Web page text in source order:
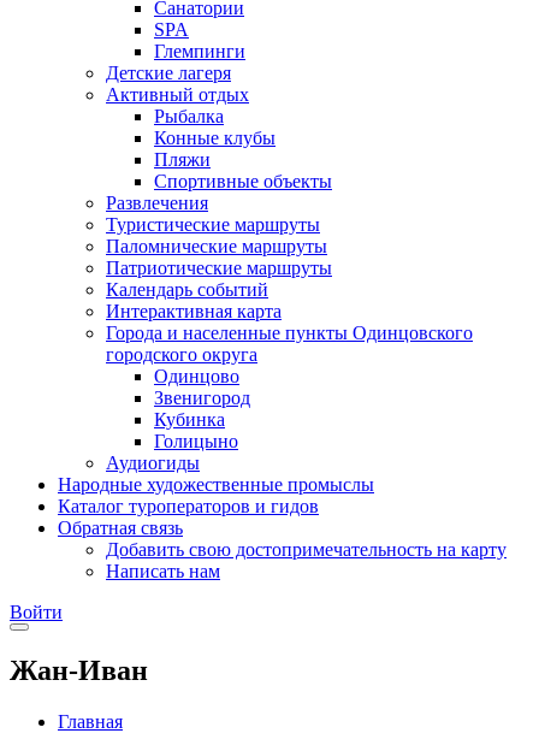
Санатории
SPA
Глемпинги
Детские лагеря
Активный отдых
Рыбалка
Конные клубы
Пляжи
Спортивные объекты
Развлечения
Туристические маршруты
Паломнические маршруты
Патриотические маршруты
Календарь событий
Интерактивная карта
Города и населенные пункты Одинцовского
городского округа
Одинцово
Звенигород
Кубинка
Голицыно
Аудиогиды
Народные художественные промыслы
Каталог туроператоров и гидов
Обратная связь
Добавить свою достопримечательность на карту
Написать нам
Войти
Жан-Иван
Главная